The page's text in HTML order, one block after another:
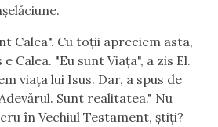
şelăciune.
Calea". Cu toţii apreciem asta,
e Calea. "Eu sunt Viaţa", a zis El.
viaţa lui Isus. Dar, a spus de
ărul. Sunt realitatea." Nu
în Vechiul Testament, ştiţi?